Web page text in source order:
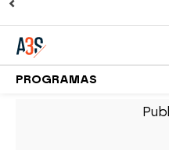
PROGRAMAS